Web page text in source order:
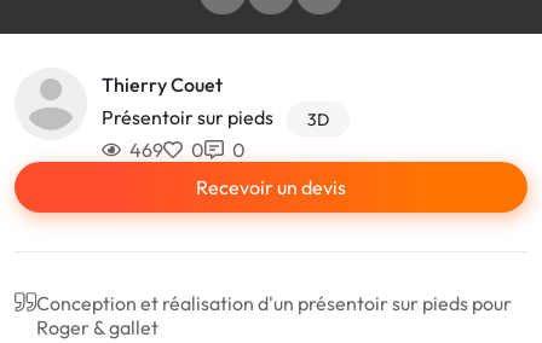
Thierry Couet
Présentoir sur pieds
3D
469 0
0
Recevoir un devis
Conception et réalisation d'un présentoir sur pieds pour
Roger & gallet